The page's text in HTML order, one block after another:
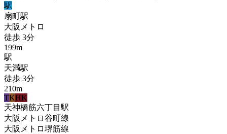
駅
扇町駅
大阪メトロ
徒歩 3分
199m
駅
天満駅
徒歩 3分
210m
TKHK
天神橋筋六丁目 駅
大阪メトロ谷町線
大阪メトロ堺筋線